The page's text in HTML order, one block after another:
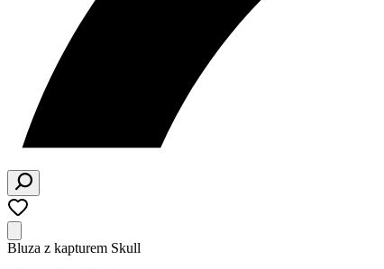
Bluza z kapturem Skull